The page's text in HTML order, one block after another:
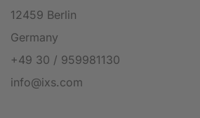
12459 Berlin
Germany
+49 30 / 959981130
info@ixs.com